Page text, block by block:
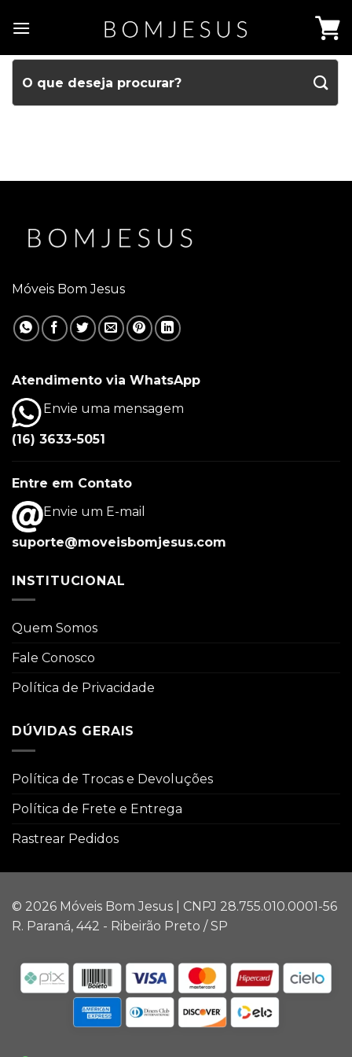
Móveis Bom Jesus
Atendimento via WhatsApp
Envie uma mensagem
(16) 3633-5051
Entre em Contato
Envie um E-mail
suporte@moveisbomjesus.com
INSTITUCIONAL
Quem Somos
Fale Conosco
Política de Privacidade
DÚVIDAS GERAIS
Política de Trocas e Devoluções
Política de Frete e Entrega
Rastrear Pedidos
© 2026 Móveis Bom Jesus | CNPJ 28.755.010.0001-56
R. Paraná, 442 - Ribeirão Preto / SP